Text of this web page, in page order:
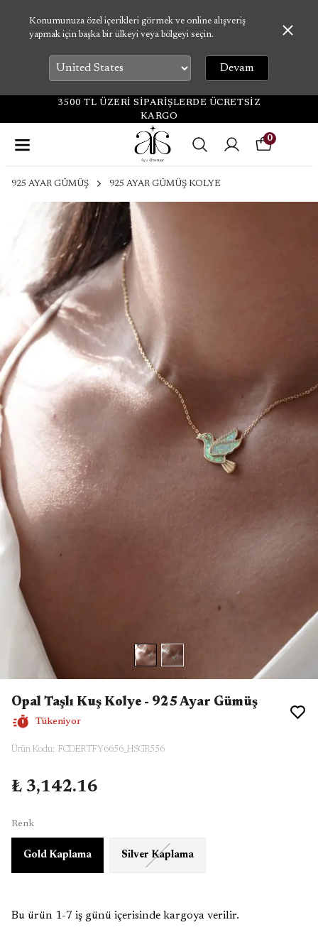
Konumunuza özel içerikleri görmek ve online alışveriş
yapmak için başka bir ülkeyi veya bölgeyi seçin.
Devam
3500 TL ÜZERİ SİPARİŞLERDE ÜCRETSİZ
KARGO
0
925 AYAR GÜMÜŞ 925 AYAR GÜMÜŞ KOLYE
Opal Taşlı Kuş Kolye - 925 Ayar Gümüş
Tükeniyor
Ürün Kodu: FCDERTFY6656_HSGR556
₺ 3,142.16
Renk
Gold Kaplama Silver Kaplama
Bu ürün 1-7 iş günü içerisinde kargoya verilir.